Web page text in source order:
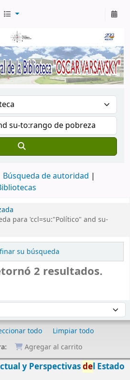
Búsqueda de autoridad
para 'ccl=su:"Político" and su-
su búsqueda
2 resultados.
todo
Limpiar todo
Agregar al carrito
y Perspectivasdel Estado